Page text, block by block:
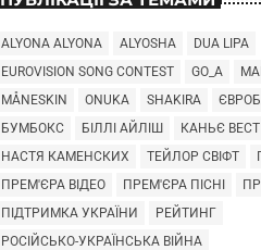
ALYONA ALYONA ALYOSHA
DUA LIPA
EUROVISION SONG CONTEST
GO_A
MÅNESKIN
ONUKA SHAKIRA
БУМБОКС
БІЛЛІ АЙЛІШ
КАНЬЄ ВЕСТ
НАСТЯ КАМЕНСКИХ
ТЕЙЛОР СВІФТ
ПРЕМ'ЄРА ВІДЕО
ПРЕМ'ЄРА ПІСНІ
ПІДТРИМКА УКРАЇНИ
РЕЙТИНГ
РОСІЙСЬКО-УКРАЇНСЬКА ВІЙНА